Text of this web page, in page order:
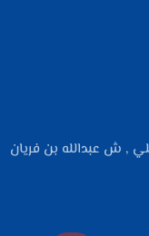
, ش عبدالله بن فريان